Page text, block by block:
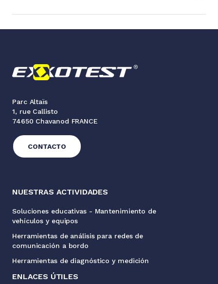
Parc Altaïs
1, rue Callisto
74650 Chavanod FRANCE
CONTACTO
NUESTRAS ACTIVIDADES
Soluciones educativas - Mantenimiento de
vehículos y equipos
Herramientas de análisis para redes de
comunicación a bordo
Herramientas de diagnóstico y medición
ENLACES ÚTILES